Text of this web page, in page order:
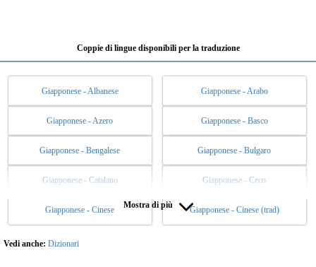
Coppie di lingue disponibili per la traduzione
Giapponese - Albanese Giapponese - Arabo
Giapponese - Azero Giapponese - Basco
Giapponese - Bengalese Giapponese - Bulgaro
Giapponese - Catalano Giapponese - Ceco
Giapponese - Cinese Giapponese - Cinese (trad)
Giapponese - Coreano Giapponese - Danese
Giapponese - Ebraico
Mostra di più
Vedi anche: Dizionari